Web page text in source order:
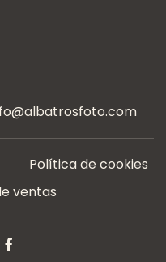
Política de cookies
ventas